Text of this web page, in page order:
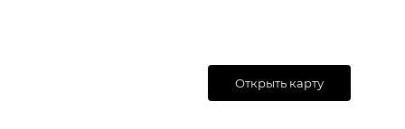
Открыть карту